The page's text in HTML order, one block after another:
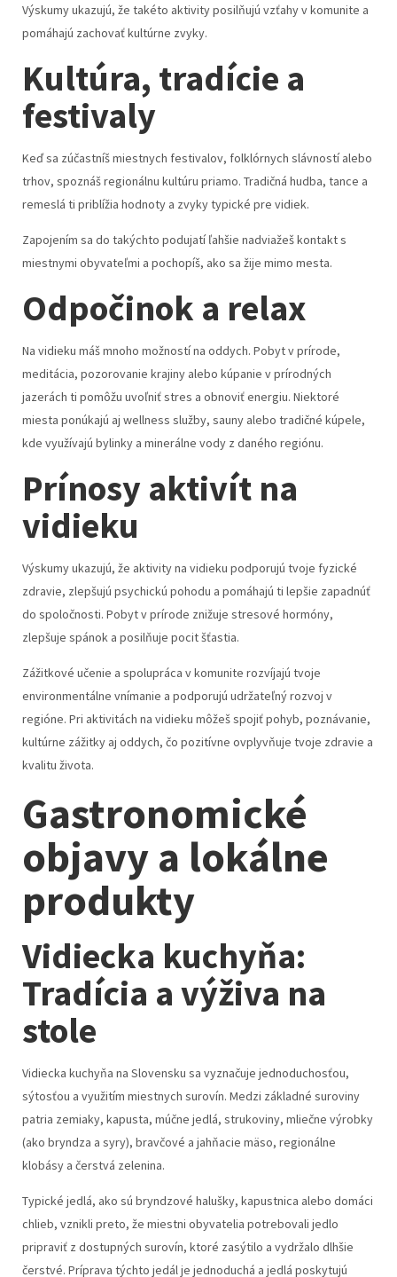
Výskumy ukazujú, že takéto aktivity posilňujú vzťahy v komunite a
pomáhajú zachovať kultúrne zvyky.
Kultúra, tradície a
festivaly
Keď sa zúčastníš miestnych festivalov, folklórnych slávností alebo
trhov, spoznáš regionálnu kultúru priamo. Tradičná hudba, tance a
remeslá ti priblížia hodnoty a zvyky typické pre vidiek.
Zapojením sa do takýchto podujatí ľahšie nadviažeš kontakt s
miestnymi obyvateľmi a pochopíš, ako sa žije mimo mesta.
Odpočinok a relax
Na vidieku máš mnoho možností na oddych. Pobyt v prírode,
meditácia, pozorovanie krajiny alebo kúpanie v prírodných
jazerách ti pomôžu uvoľniť stres a obnoviť energiu. Niektoré
miesta ponúkajú aj wellness služby, sauny alebo tradičné kúpele,
kde využívajú bylinky a minerálne vody z daného regiónu.
Prínosy aktivít na
vidieku
Výskumy ukazujú, že aktivity na vidieku podporujú tvoje fyzické
zdravie, zlepšujú psychickú pohodu a pomáhajú ti lepšie zapadnúť
do spoločnosti. Pobyt v prírode znižuje stresové hormóny,
zlepšuje spánok a posilňuje pocit šťastia.
Zážitkové učenie a spolupráca v komunite rozvíjajú tvoje
environmentálne vnímanie a podporujú udržateľný rozvoj v
regióne. Pri aktivitách na vidieku môžeš spojiť pohyb, poznávanie,
kultúrne zážitky aj oddych, čo pozitívne ovplyvňuje tvoje zdravie a
kvalitu života.
Gastronomické
objavy a lokálne
produkty
Vidiecka kuchyňa:
Tradícia a výživa na
stole
Vidiecka kuchyňa na Slovensku sa vyznačuje jednoduchosťou,
sýtosťou a využitím miestnych surovín. Medzi základné suroviny
patria zemiaky, kapusta, múčne jedlá, strukoviny, mliečne výrobky
(ako bryndza a syry), bravčové a jahňacie mäso, regionálne
klobásy a čerstvá zelenina.
Typické jedlá, ako sú bryndzové halušky, kapustnica alebo domáci
chlieb, vznikli preto, že miestni obyvatelia potrebovali jedlo
pripraviť z dostupných surovín, ktoré zasýtilo a vydržalo dlhšie
čerstvé. Príprava týchto jedál je jednoduchá a jedlá poskytujú